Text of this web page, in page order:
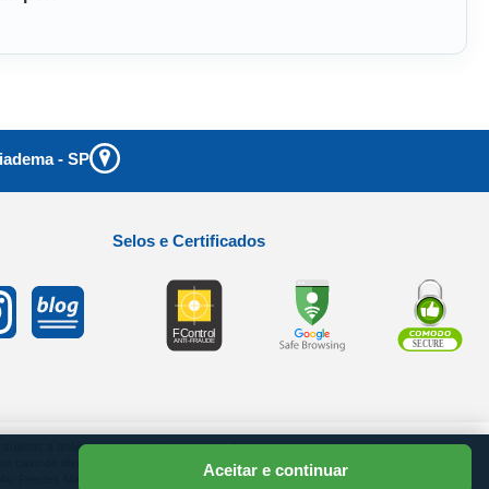
- SP
Selos e Certificados
a análise e confirmação de dados. As imagens dos produtos são meramente
caso de divergência preços no site o valor válido do Carrinho de Compras.
Prestes Maia, 811 - Centro - Diadema - SP
Aceitar e continuar